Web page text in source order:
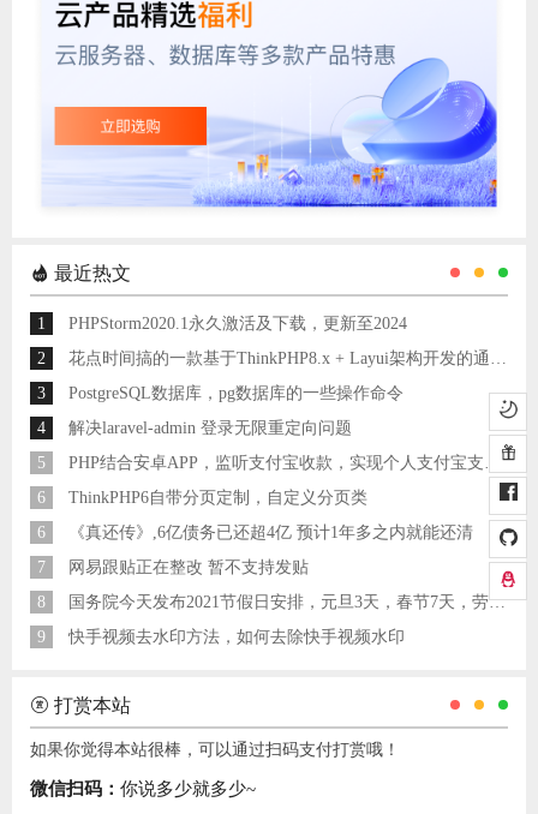
最近热文
1
PHPStorm2020.1永久激活及下载，更新至2024
2
3
PostgreSQL数据库，pg数据库的一些操作命令
4
解决laravel-admin 登录无限重定向问题
5
6
ThinkPHP6自带分页定制，自定义分页类
6
《真还传》,6亿债务已还超4亿 预计1年多之内就能还清
7
网易跟贴正在整改 暂不支持发贴
8
国务院今天发布2021节假日安排，元旦3天，春节7天，劳动节5天
9
快手视频去水印方法，如何去除快手视频水印
打赏本站
如果你觉得本站很棒，可以通过扫码支付打赏哦！
微信扫码： 你说多少就多少~